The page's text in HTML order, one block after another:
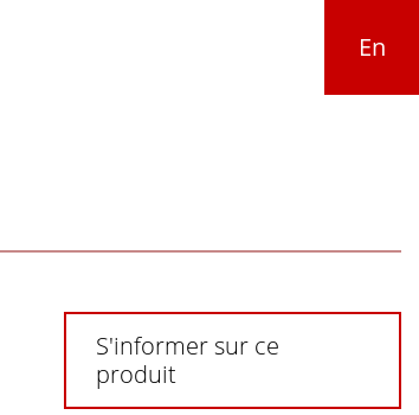
En
S'informer sur ce
produit